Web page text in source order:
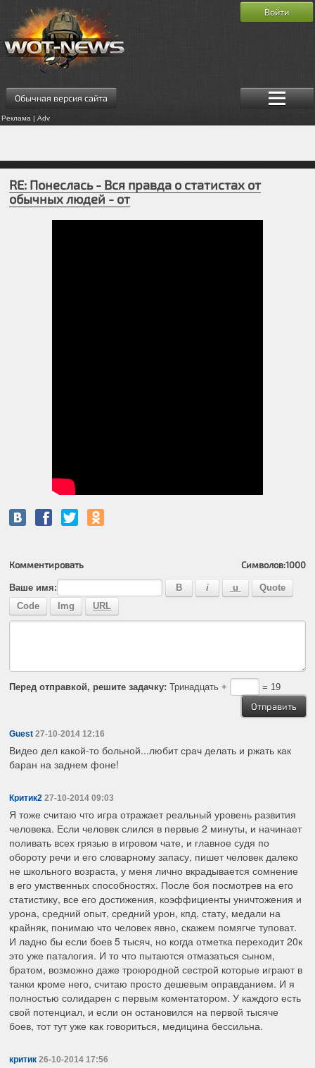
Обычная версия сайта
Реклама | Adv
Войти
RE: Понеслась - Вся правда о статистах от
обычных людей - от
Комментировать Символов:1000
Ваше имя:
Перед отправкой, решите задачку: Тринадцать + = 19
Guest 27-10-2014 12:16
Видео дел какой-то больной...любит срач делать и ржать как
баран на заднем фоне!
Критик2 27-10-2014 09:03
Я тоже считаю что игра отражает реальный уровень развития
человека. Если человек слился в первые 2 минуты, и начинает
поливать всех грязью в игровом чате, и главное судя по
обороту речи и его словарному запасу, пишет человек далеко
не школьного возраста, у меня лично вкрадывается сомнение
в его умственных способностях. После боя посмотрев на его
статистику, все его достижения, коэффициенты уничтожения и
урона, средний опыт, средний урон, кпд, стату, медали на
крайняк, понимаю что человек явно, скажем помягче туповат.
И ладно бы если боев 5 тысяч, но когда отметка переходит 20к
это уже паталогия. И то что пытаются отмазаться сыном,
братом, возможно даже троюродной сестрой которые играют в
танки кроме него, считаю просто дешевым оправданием. И я
полностью солидарен с первым коментатором. У каждого есть
свой потенциал, и если он остановился на первой тысяче
боев, тот тут уже как говориться, медицина бессильна.
критик 26-10-2014 17:56